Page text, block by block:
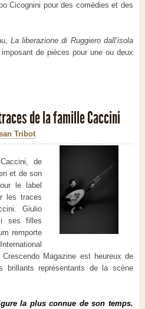
Cicognini pour des comédies et des
La liberazione di Ruggiero dall’isola
de pièces pour une ou deux
de la famille Caccini
Tribot
de
et de son
le label
les traces
Giulio
ses filles
remporte
Magazine est heureux de
brillants représentants de la scène
la plus connue de son temps.